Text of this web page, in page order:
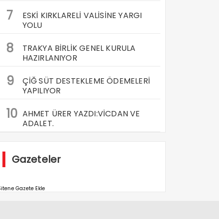
7
ESKİ KIRKLARELİ VALİSİNE YARGI
YOLU
8
TRAKYA BİRLİK GENEL KURULA
HAZIRLANIYOR
9
ÇİĞ SÜT DESTEKLEME ÖDEMELERİ
YAPILIYOR
10 AHMET ÜRER YAZDI:VİCDAN VE
ADALET.
Gazeteler
Gazete Ekle